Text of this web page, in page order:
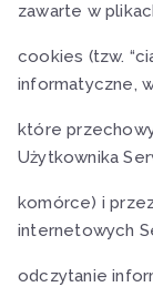
zawarte w
cookies (tzw.
informatyczne,
które
Użytkownika
komórce) i
internetowych
odczytanie